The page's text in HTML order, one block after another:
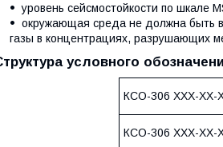
уровень сейсмостойкости по шкале
окружающая среда не должна быть
газы в концентрациях, разрушающих
условного
КСО-306 ХХХ-ХХ-
КСО-306 ХХХ-ХХ-